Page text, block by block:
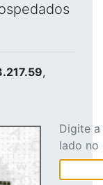
,
Digite
lado no